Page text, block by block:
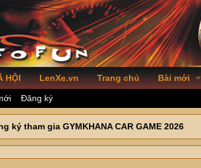
HỘI LenXe.vn Trang chủ Bài mới
Đăng ký
ký tham gia GYMKHANA CAR GAME 2026